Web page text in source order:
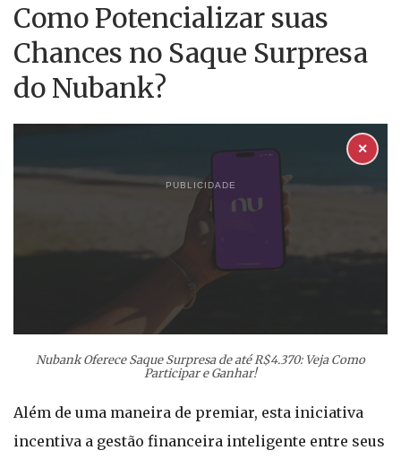
Como Potencializar suas
Chances no Saque Surpresa
do Nubank?
PUBLICIDADE
✕
Nubank Oferece Saque Surpresa de até R$4.370: Veja Como
Participar e Ganhar!
Além de uma maneira de premiar, esta iniciativa
incentiva a gestão financeira inteligente entre seus